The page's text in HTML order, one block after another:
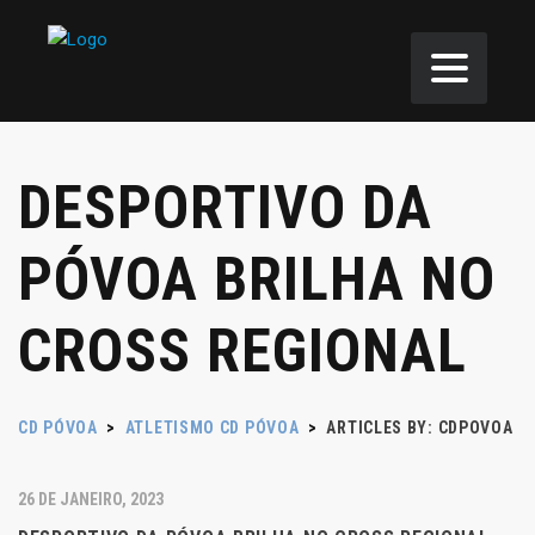
DESPORTIVO DA
PÓVOA BRILHA NO
CROSS REGIONAL
CD PÓVOA > ATLETISMO CD PÓVOA > ARTICLES BY: CDPOVOA
26 DE JANEIRO, 2023